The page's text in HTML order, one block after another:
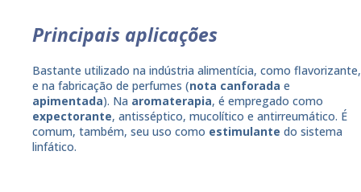
Principais aplicações
Bastante utilizado na indústria alimentícia, como flavorizante,
e na fabricação de perfumes (nota canforada e
apimentada). Na aromaterapia, é empregado como
expectorante, antisséptico, mucolítico e antirreumático. É
comum, também, seu uso como estimulante do sistema
linfático.